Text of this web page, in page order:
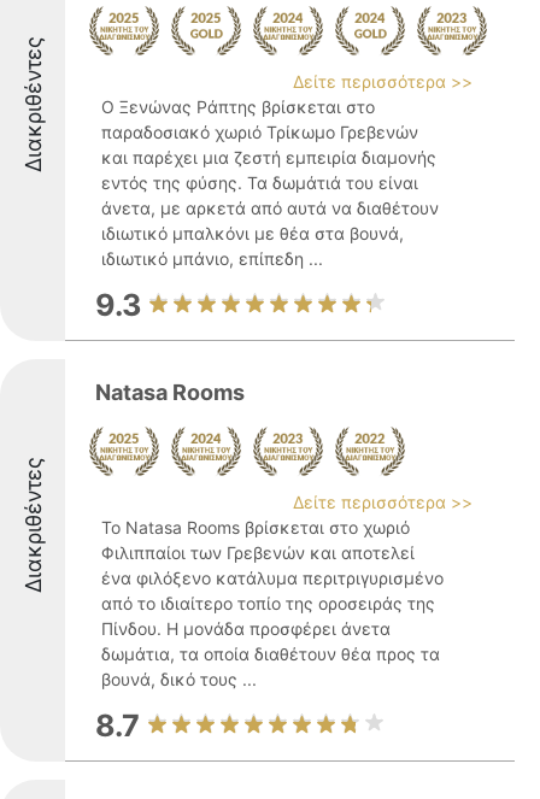
Διακριθέντες
Δείτε περισσότερα >>
Ο Ξενώνας Ράπτης βρίσκεται στο
παραδοσιακό χωριό Τρίκωμο Γρεβενών
και παρέχει μια ζεστή εμπειρία διαμονής
εντός της φύσης. Τα δωμάτιά του είναι
άνετα, με αρκετά από αυτά να διαθέτουν
ιδιωτικό μπαλκόνι με θέα στα βουνά,
ιδιωτικό μπάνιο, επίπεδη ...
9.3
Διακριθέντες
Natasa Rooms
Δείτε περισσότερα >>
Το Natasa Rooms βρίσκεται στο χωριό
Φιλιππαίοι των Γρεβενών και αποτελεί
ένα φιλόξενο κατάλυμα περιτριγυρισμένο
από το ιδιαίτερο τοπίο της οροσειράς της
Πίνδου. Η μονάδα προσφέρει άνετα
δωμάτια, τα οποία διαθέτουν θέα προς τα
βουνά, δικό τους ...
8.7